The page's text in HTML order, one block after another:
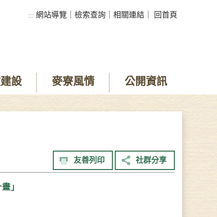
::: 網站導覽 檢索查詢 相關連結 回首頁
設 麥寮風情 公開資訊
友善列印 社群分享
」